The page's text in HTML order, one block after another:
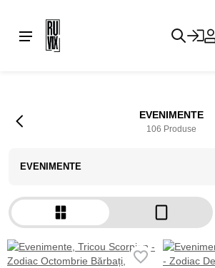
EVENIMENTE
106 Produse
EVENIMENTE